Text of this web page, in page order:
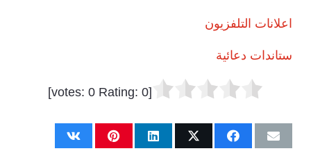
اعلانات التلفزيون
ستاندات دعائية
[votes:
0 Rating: 0
]